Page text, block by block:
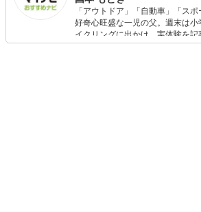
手掛ける。
「アウトドア」「自動車」「スポ
好奇心旺盛な一児の父。週末は
イクリングに出かけ、実体験を
ます。読者の「知りたい」を分